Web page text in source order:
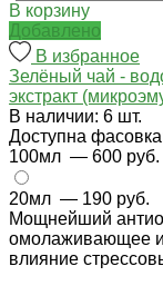
В корзину
Добавлено
В избранное
Зелёный чай -
экстракт
В наличии: 6 шт.
Доступна
100мл — 600 руб.
20мл — 190 руб.
Мощнейший
омолаживающее и
влияние